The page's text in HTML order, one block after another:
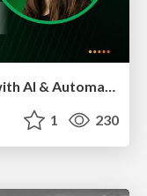
How to Grow Your eCommerce with AI & Automation
1 230